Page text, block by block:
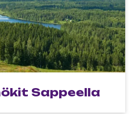
Sappeella